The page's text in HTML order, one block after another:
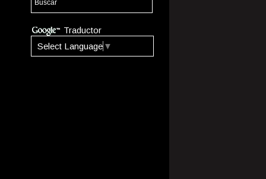
Traductor
Select Language ▼